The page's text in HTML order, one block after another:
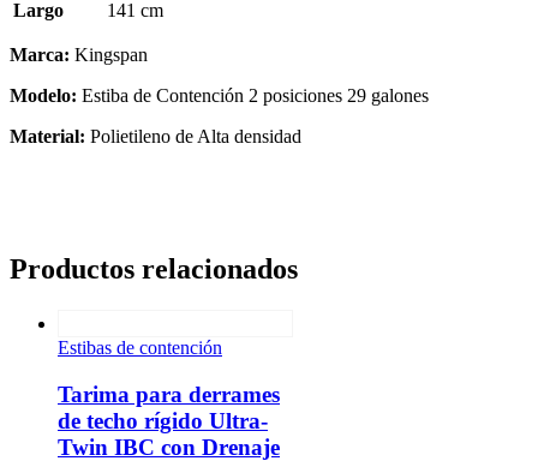
Largo 141 cm
Marca: Kingspan
Modelo: Estiba de Contención 2 posiciones 29 galones
Material: Polietileno de Alta densidad
Productos relacionados
Estibas de contención
Tarima para derrames
de techo rígido Ultra-
Twin IBC con Drenaje